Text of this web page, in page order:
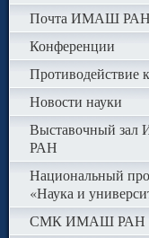
Почта ИМАШ РАН
Конференции
Противодействие
Новости науки
Выставочный
РАН
Национальный
«Наука и
СМК ИМАШ РАН